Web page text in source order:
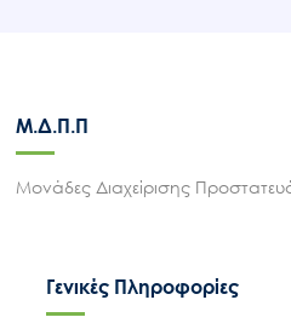
Μ.Δ.Π.Π
Μονάδες Διαχείρισης
Γενικές Πληροφορίες